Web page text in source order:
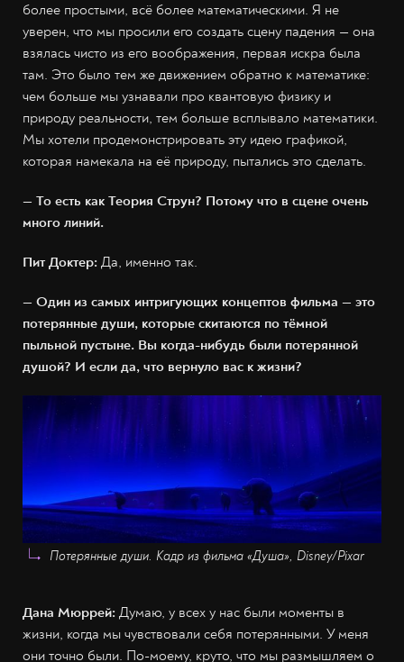
более простыми, всё более математическими. Я не
уверен, что мы просили его создать сцену падения — она
взялась чисто из его воображения, первая искра была
там. Это было тем же движением обратно к математике:
чем больше мы узнавали про квантовую физику и
природу реальности, тем больше всплывало математики.
Мы хотели продемонстрировать эту идею графикой,
которая намекала на её природу, пытались это сделать.
— То есть как Теория Струн? Потому что в сцене очень
много линий.
Пит Доктер: Да, именно так.
— Один из самых интригующих концептов фильма — это
потерянные души, которые скитаются по тёмной
пыльной пустыне. Вы когда-нибудь были потерянной
душой? И если да, что вернуло вас к жизни?
Потерянные души. Кадр из фильма «Душа», Disney/Pixar
Дана Мюррей: Думаю, у всех у нас были моменты в
жизни, когда мы чувствовали себя потерянными. У меня
они точно были. По-моему, круто, что мы размышляем о